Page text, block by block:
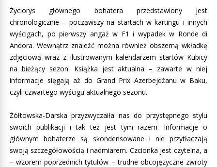
Życiorys głównego bohatera przedstawiony jest
chronologicznie – począwszy na startach w kartingu i innych
wyścigach, po pierwszy angaż w F1 i wypadek w Ronde di
Andora. Wewnątrz znaleźć można również obszerną wkładkę
zdjęciową wraz z ilustrowanym kalendarzem startów Kubicy
na bieżący sezon. Książka jest aktualna – zawarte w niej
informacje sięgają aż do Grand Prix Azerbejdżanu w Baku,
czyli czwartego wyścigu aktualnego sezonu.
Żółtowska-Darska przyzwyczaiła nas do przystępnego stylu
swoich publikacji i tak też jest tym razem. Informacje o
głównym bohaterze są skondensowane i nie przytłaczają
swoją szczegółowością i nadmiarem. Czcionka jest czytelna, a
– wzorem poprzednich tytułów – trudne obcojęzyczne zwroty